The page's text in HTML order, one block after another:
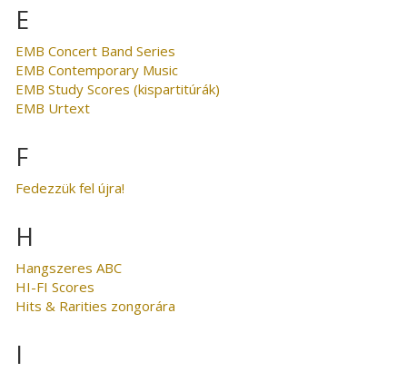
E
EMB Concert Band Series
EMB Contemporary Music
EMB Study Scores (kispartitúrák)
EMB Urtext
F
Fedezzük fel újra!
H
Hangszeres ABC
HI-FI Scores
Hits & Rarities zongorára
I